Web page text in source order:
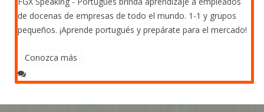
de docenas de empresas de todo el mundo. 1-1 y grupos
pequeños. ¡Aprende portugués y prepárate para el mercado!
Conozca más